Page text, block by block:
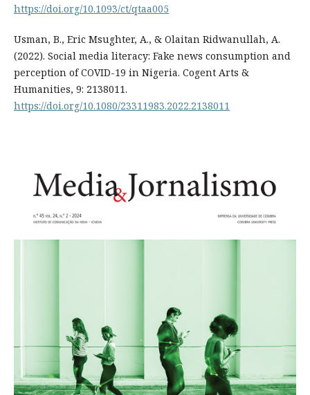
https://doi.org/10.1093/ct/qtaa005
Usman, B., Eric Msughter, A., & Olaitan Ridwanullah, A.
(2022). Social media literacy: Fake news consumption and
perception of COVID-19 in Nigeria. Cogent Arts &
Humanities, 9: 2138011.
https://doi.org/10.1080/23311983.2022.2138011